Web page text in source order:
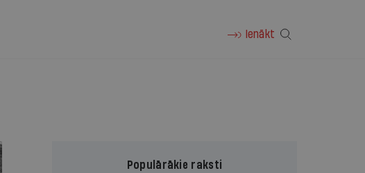
Ienākt
Populārākie raksti